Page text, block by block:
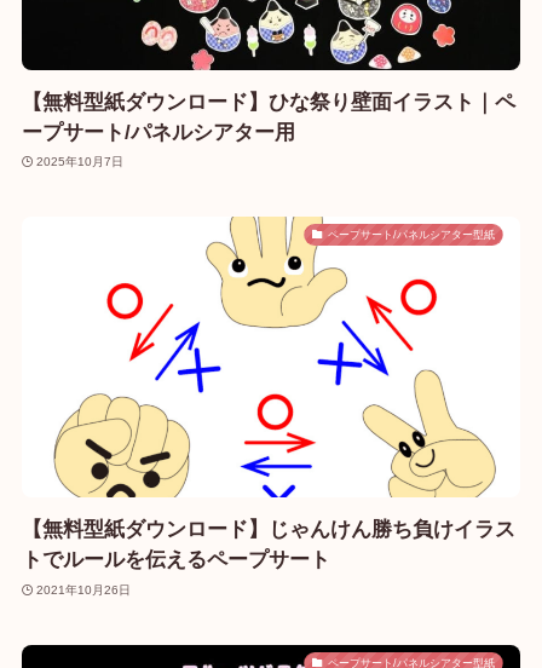
【無料型紙ダウンロード】ひな祭り壁面イラスト｜ペ
ープサート/パネルシアター用
2025年10月7日
ペープサート/パネルシアター型紙
【無料型紙ダウンロード】じゃんけん勝ち負けイラス
トでルールを伝えるペープサート
2021年10月26日
ペープサート/パネルシアター型紙